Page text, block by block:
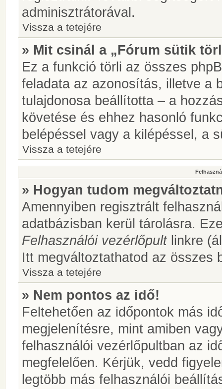
adminisztrátorával.
Vissza a tetejére
» Mit csinál a „Fórum sütik
Ez a funkció törli az összes
feladata az azonosítás, illetve a
tulajdonosa beállította – a
követése és ehhez hasonló
belépéssel vagy a kilépéssel, a
Vissza a tetejére
» Hogyan tudom
Amennyiben regisztrált
adatbázisban kerül tárolásra.
Felhasználói vezérlőpultlinkre
Itt megváltoztathatod az összes
Vissza a tetejére
» Nem pontos az idő!
Feltehetően az időpontok más
megjelenítésre, mint amiben
felhasználói vezérlőpultban az
megfelelően. Kérjük, vedd
legtöbb más felhasználói